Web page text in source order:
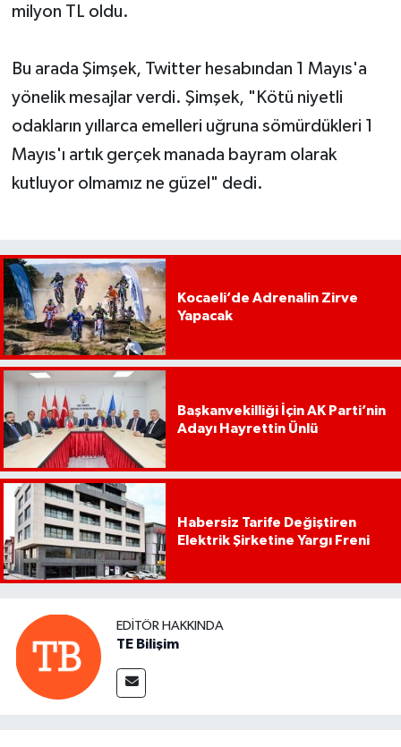
milyon TL oldu.
Bu arada Şimşek, Twitter hesabından 1 Mayıs'a
yönelik mesajlar verdi. Şimşek, "Kötü niyetli
odakların yıllarca emelleri uğruna sömürdükleri 1
Mayıs'ı artık gerçek manada bayram olarak
kutluyor olmamız ne güzel" dedi.
Kocaeli’de Adrenalin Zirve
Yapacak
Başkanvekilliği İçin AK Parti’nin
Adayı Hayrettin Ünlü
Habersiz Tarife Değiştiren
Elektrik Şirketine Yargı Freni
EDITÖR HAKKINDA
TE Bilişim